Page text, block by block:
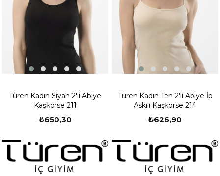
Türen Kadın Siyah 2'li Abiye
Kaşkorse 211
₺650,30
Türen Kadın Ten 2'li Abiye İp
Askılı Kaşkorse 214
₺626,90